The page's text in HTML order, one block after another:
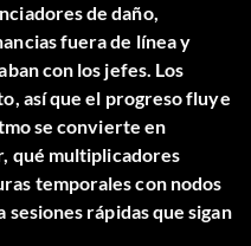
de daño,
fuera de línea y
con los jefes. Los
así que el progreso fluye
se convierte en
qué multiplicadores
temporales con nodos
sesiones rápidas que sigan